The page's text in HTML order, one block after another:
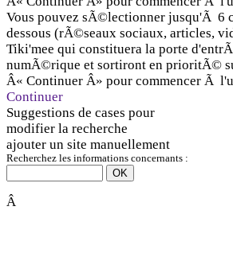
Vous pouvez sÃ©lectionner jusqu'Ã 6
dessous (rÃ©seaux sociaux, articles,
Tiki'mee qui constituera la porte
numÃ©rique et sortiront en prioritÃ©
Â« Continuer Â» pour commencer Ã
Continuer
Suggestions de cases pour
modifier la recherche
ajouter un site manuellement
Recherchez les informations concernants :
OK
Â